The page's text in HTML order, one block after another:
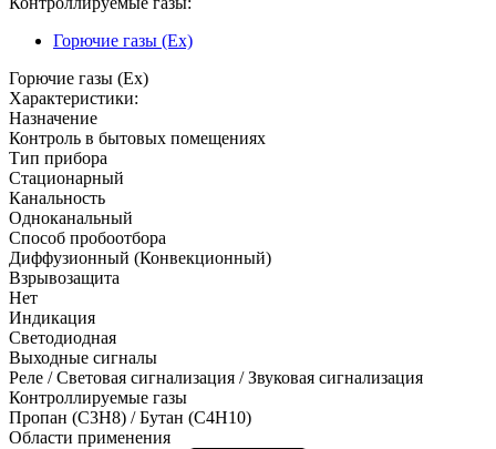
Горючие газы (Ex)
Горючие газы (Ex)
Характеристики:
Назначение
Контроль в бытовых помещениях
Тип прибора
Стационарный
Канальность
Одноканальный
Способ пробоотбора
Диффузионный (Конвекционный)
Взрывозащита
Нет
Индикация
Светодиодная
Выходные сигналы
Реле / Световая сигнализация / Звуковая сигнализация
Контроллируемые газы
Пропан (C3H8) /Бутан (C4H10)
Области применения